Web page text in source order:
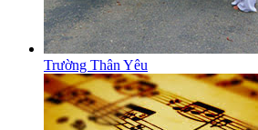
Trường Thân Yêu